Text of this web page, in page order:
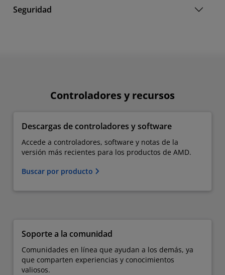
Seguridad
Controladores y recursos
Descargas de controladores y software
Accede a controladores, software y notas de la
versión más recientes para los productos de AMD.
Buscar por producto
Soporte a la comunidad
Comunidades en línea que ayudan a los demás, ya
que comparten experiencias y conocimientos
valiosos.